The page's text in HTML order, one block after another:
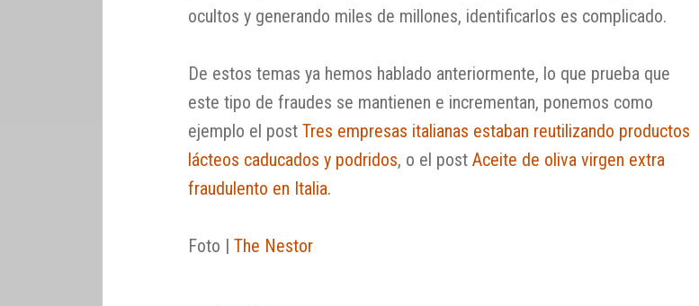
ocultos y generando miles de millones, identificarlos es complicado.
De estos temas ya hemos hablado anteriormente, lo que prueba que
este tipo de fraudes se mantienen e incrementan, ponemos como
ejemplo el postTres empresas italianas estaban reutilizando productos
lácteos caducados y podridos, o el postAceite de oliva virgen extra
fraudulento en Italia.
Foto |The Nestor